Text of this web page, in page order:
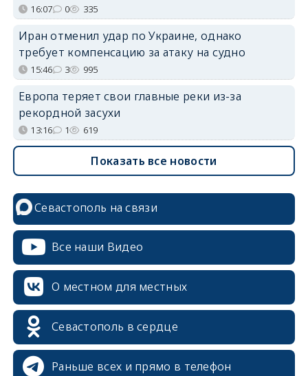
16:07 0 335
Иран отменил удар по Украине, однако
требует компенсацию за атаку на судно
15:46 3 995
Европа теряет свои главные реки из-за
рекордной засухи
13:16 1 619
Показать все новости
Севастополь на связи
Все наши Видео
О местном для местных
Севастополь в сердце
Раньше всех и прямо в телефон